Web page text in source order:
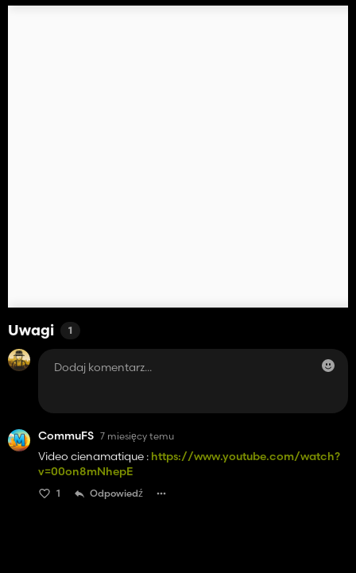
Uwagi 1
CommuFS 7 miesięcy temu
Video cienamatique : https://www.youtube.com/watch?
v=00on8mNhepE
1 Odpowiedź